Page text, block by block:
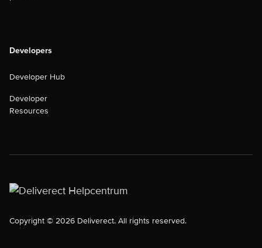
Developers
Developer Hub
Developer
Resources
Copyright © 2026 Deliverect. All rights reserved.